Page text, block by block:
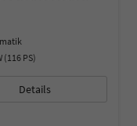
(116 PS)
Details